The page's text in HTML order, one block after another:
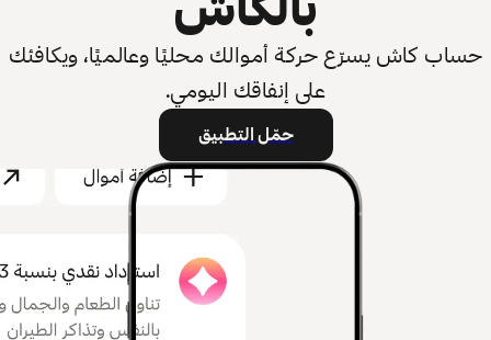
حساب كاش يسرّع حركة أموالك محليًا وعالميًا، ويكافئك
على إنفاقك اليومي.
حمّل التطبيق